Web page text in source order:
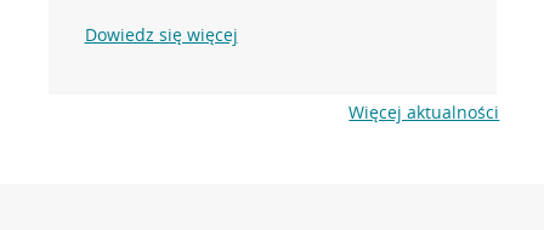
Dowiedz się więcej
Więcej aktualności